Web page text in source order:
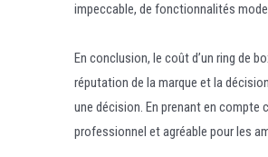
impeccable, de fonctionnalités
En conclusion, le coût d’un ring de
réputation de la marque et la
une décision. En prenant en
professionnel et agréable pour les